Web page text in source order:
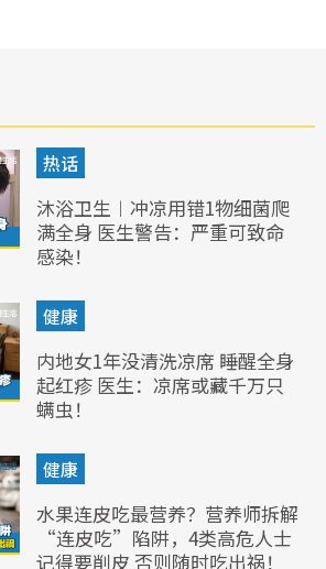
热话
沐浴卫生︱冲凉用错1物细菌爬
满全身 医生警告：严重可致命
感染！
健康
内地女1年没清洗凉席 睡醒全身
起红疹 医生：凉席或藏千万只
螨虫！
健康
水果连皮吃最营养？营养师拆解
“连皮吃”陷阱，4类高危人士
记得要削皮 否则随时吃出祸！